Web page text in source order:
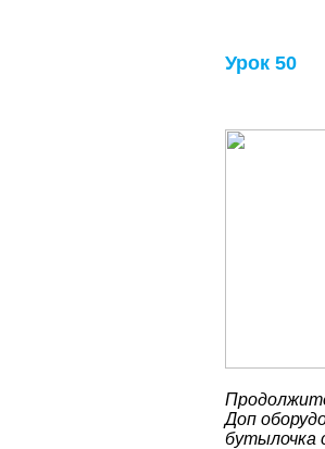
Урок 50
Доп
бутылочка